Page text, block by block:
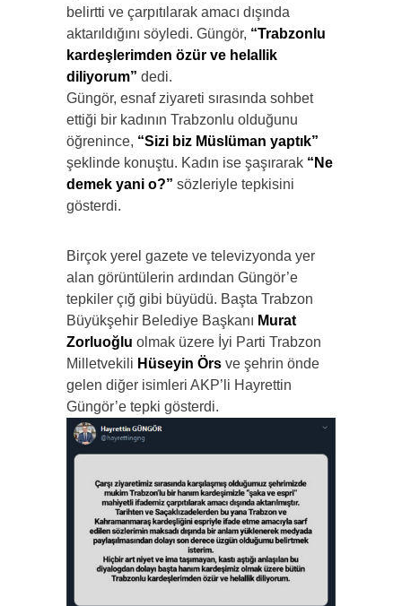
belirtti ve çarpıtılarak amacı dışında
aktarıldığını söyledi. Güngör, “Trabzonlu
kardeşlerimden özür ve helallik
diliyorum” dedi.
Güngör, esnaf ziyareti sırasında sohbet
ettiği bir kadının Trabzonlu olduğunu
öğrenince, “Sizi biz Müslüman yaptık”
şeklinde konuştu. Kadın ise şaşırarak “Ne
demek yani o?” sözleriyle tepkisini
gösterdi.
Birçok yerel gazete ve televizyonda yer
alan görüntülerin ardından Güngör’e
tepkiler çığ gibi büyüdü. Başta Trabzon
Büyükşehir Belediye Başkanı Murat
Zorluoğlu olmak üzere İyi Parti Trabzon
Milletvekili Hüseyin Örs ve şehrin önde
gelen diğer isimleri AKP’li Hayrettin
Güngör’e tepki gösterdi.